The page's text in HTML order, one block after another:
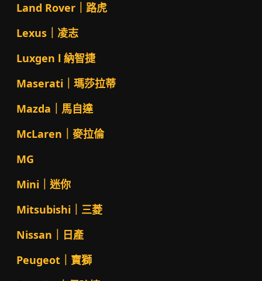
Land Rover｜路虎
Lexus｜凌志
Luxgen l 納智捷
Maserati｜瑪莎拉蒂
Mazda｜馬自達
McLaren｜麥拉倫
MG
Mini｜迷你
Mitsubishi｜三菱
Nissan｜日產
Peugeot｜寶獅